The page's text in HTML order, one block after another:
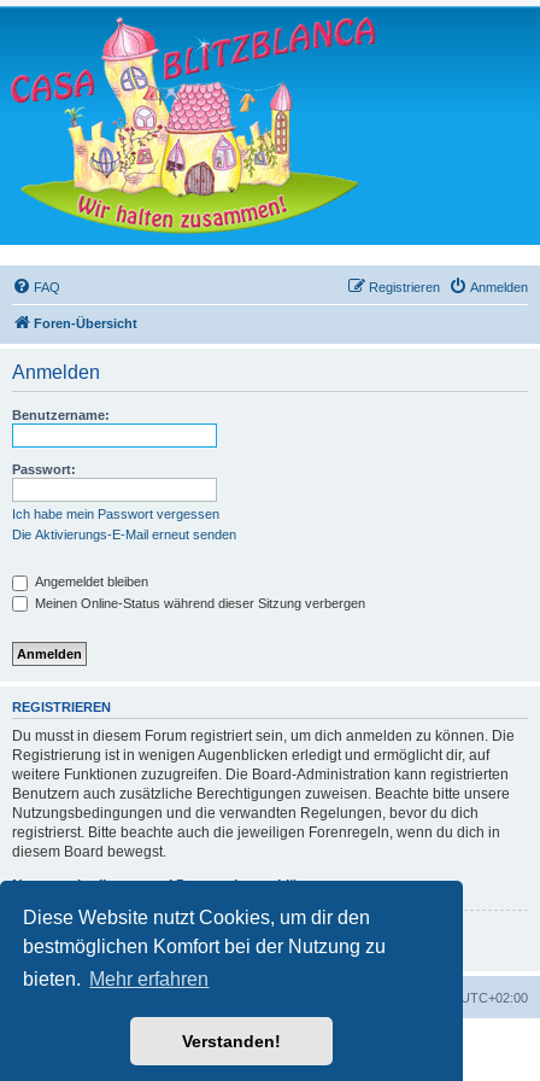
Diese Website nutzt Cookies, um dir den
bestmöglichen Komfort bei der Nutzung zu
bieten. Mehr erfahren
Verstanden!
FAQ Anmelden
Registrieren
Foren-Übersicht
Anmelden
Benutzername:
Passwort:
Ich habe mein Passwort vergessen
Die Aktivierungs-E-Mail erneut senden
Angemeldet bleiben
Meinen Online-Status während dieser Sitzung verbergen
REGISTRIEREN
Du musst in diesem Forum registriert sein, um dich anmelden zu können. Die
Registrierung ist in wenigen Augenblicken erledigt und ermöglicht dir, auf
weitere Funktionen zuzugreifen. Die Board-Administration kann registrierten
Benutzern auch zusätzliche Berechtigungen zuweisen. Beachte bitte unsere
Nutzungsbedingungen und die verwandten Regelungen, bevor du dich
registrierst. Bitte beachte auch die jeweiligen Forenregeln, wenn du dich in
diesem Board bewegst.
Nutzungsbedingungen|Datenschutzerklärung
Registrieren
UTC+02:00
Powered byphpBB® Forum Software © phpBB Limited
phpBB.de